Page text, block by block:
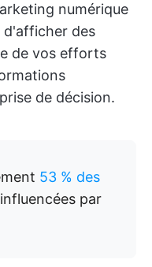
numérique
d'afficher des
de vos efforts
de décision.
53 % des
par